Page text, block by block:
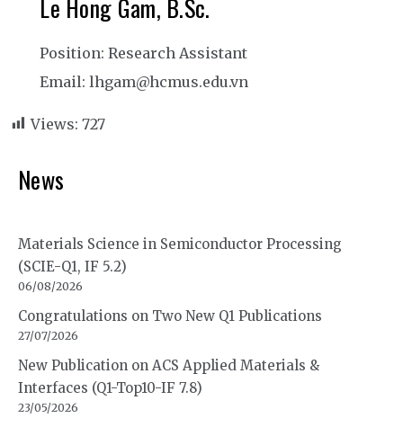
Le Hong Gam, B.Sc.
Position: Research Assistant
Email: lhgam@hcmus.edu.vn
Views: 727
News
Materials Science in Semiconductor Processing
(SCIE-Q1, IF 5.2)
06/08/2026
Congratulations on Two New Q1 Publications
27/07/2026
New Publication on ACS Applied Materials &
Interfaces (Q1-Top10-IF 7.8)
23/05/2026